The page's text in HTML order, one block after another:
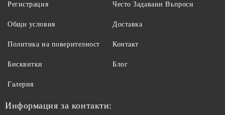
Регистрация
Общи условия
Политика на поверителност
Бисквитки
Често Задавани Въпроси
Доставка
Контакт
Блог
Галерия
Информация за контакти: